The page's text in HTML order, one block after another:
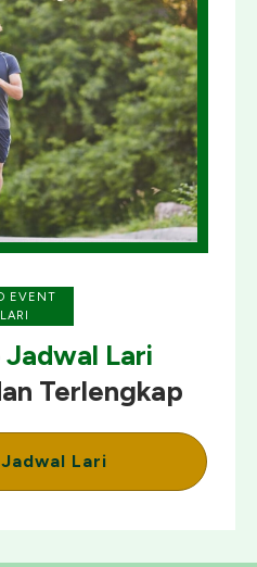
EVENT
LARI
Jadwal Lari
Terlengkap
Lari